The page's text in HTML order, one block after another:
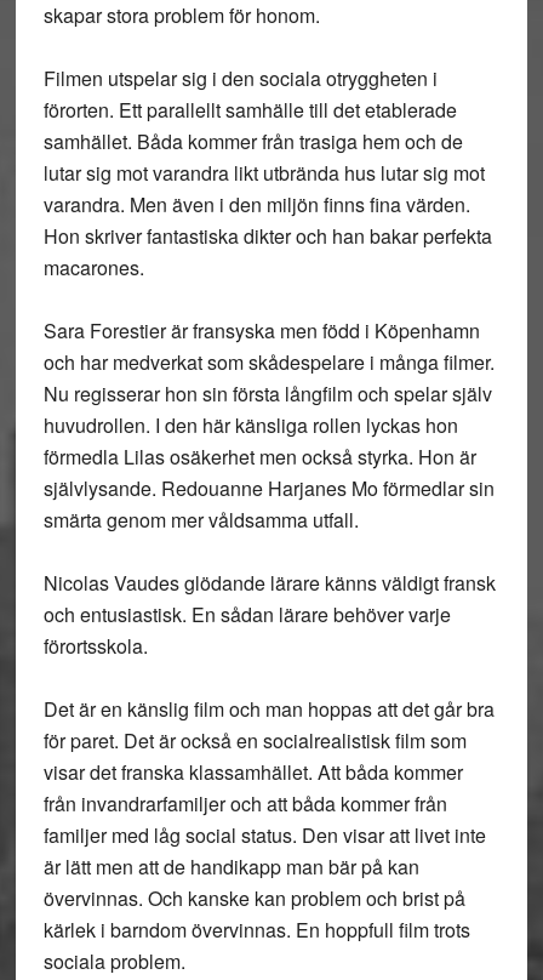
skapar stora problem för honom.
Filmen utspelar sig i den sociala otryggheten i
förorten. Ett parallellt samhälle till det etablerade
samhället. Båda kommer från trasiga hem och de
lutar sig mot varandra likt utbrända hus lutar sig mot
varandra. Men även i den miljön finns fina värden.
Hon skriver fantastiska dikter och han bakar perfekta
macarones.
Sara Forestier är fransyska men född i Köpenhamn
och har medverkat som skådespelare i många filmer.
Nu regisserar hon sin första långfilm och spelar själv
huvudrollen. I den här känsliga rollen lyckas hon
förmedla Lilas osäkerhet men också styrka. Hon är
självlysande. Redouanne Harjanes Mo förmedlar sin
smärta genom mer våldsamma utfall.
Nicolas Vaudes glödande lärare känns väldigt fransk
och entusiastisk. En sådan lärare behöver varje
förortsskola.
Det är en känslig film och man hoppas att det går bra
för paret. Det är också en socialrealistisk film som
visar det franska klassamhället. Att båda kommer
från invandrarfamiljer och att båda kommer från
familjer med låg social status. Den visar att livet inte
är lätt men att de handikapp man bär på kan
övervinnas. Och kanske kan problem och brist på
kärlek i barndom övervinnas. En hoppfull film trots
sociala problem.